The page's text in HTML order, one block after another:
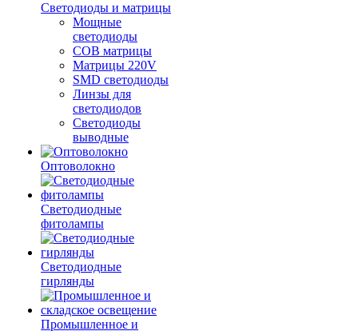
Светодиоды и матрицы
Мощные
светодиоды
COB матрицы
Матрицы 220V
SMD светодиоды
Линзы для
светодиодов
Светодиоды
выводные
Оптоволокно
Светодиодные
фитолампы
Светодиодные
гирлянды
Промышленное и